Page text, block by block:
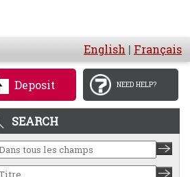
English | Français
Deposit NEED HELP?
SEARCH